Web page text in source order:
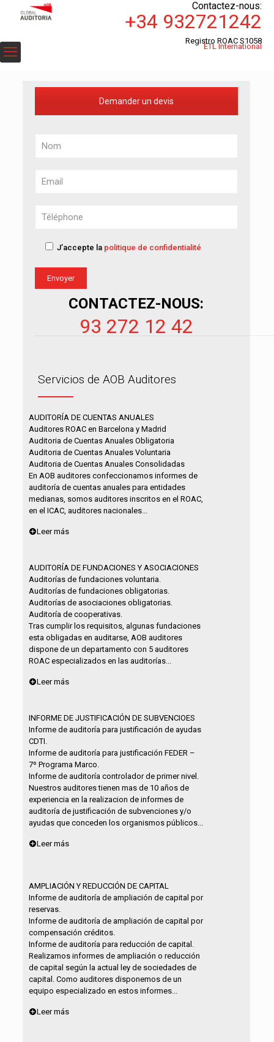
Contactez-nous:
+34 932721242
Registro ROAC S1058
ETL International
Demander un devis
J’accepte la politique de confidentialité
CONTACTEZ-NOUS:
93 272 12 42
Servicios de AOB Auditores
AUDITORÍA DE CUENTAS ANUALES
Auditores ROAC en Barcelona y Madrid
Auditoria de Cuentas Anuales Obligatoria
Auditoria de Cuentas Anuales Voluntaria
Auditoria de Cuentas Anuales Consolidadas
En AOB auditores confeccionamos informes de
auditoría de cuentas anuales para entidades
medianas, somos auditores inscritos en el ROAC,
en el ICAC, auditores nacionales...
Leer más
AUDITORÍA DE FUNDACIONES Y ASOCIACIONES
Auditorías de fundaciones voluntaria.
Auditorías de fundaciones obligatorias.
Auditorías de asociaciones obligatorias.
Auditoría de cooperativas.
Tras cumplir los requisitos, algunas fundaciones
esta obligadas en auditarse, AOB auditores
dispone de un departamento con 5 auditores
ROAC especializados en las auditorías...
Leer más
INFORME DE JUSTIFICACIÓN DE SUBVENCIOES
Informe de auditoría para justificación de ayudas
CDTI.
Informe de auditoría para justificación FEDER –
7º Programa Marco.
Informe de auditoría controlador de primer nivel.
Nuestros auditores tienen mas de 10 años de
experiencia en la realizacion de informes de
auditoría de justificación de subvenciones y/o
ayudas que conceden los organismos públicos...
Leer más
AMPLIACIÓN Y REDUCCIÓN DE CAPITAL
Informe de auditoría de ampliación de capital por
reservas.
Informe de auditoría de ampliación de capital por
compensación créditos.
Informe de auditoría para reducción de capital.
Realizamos informes de ampliación o reducción
de capital según la actual ley de sociedades de
capital. Como auditores disponemos de un
equipo especializado en estos informes...
Leer más